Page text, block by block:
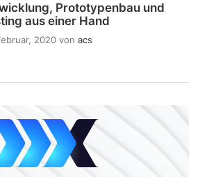
Prototypenbau und
aus einer Hand
2020 von acs